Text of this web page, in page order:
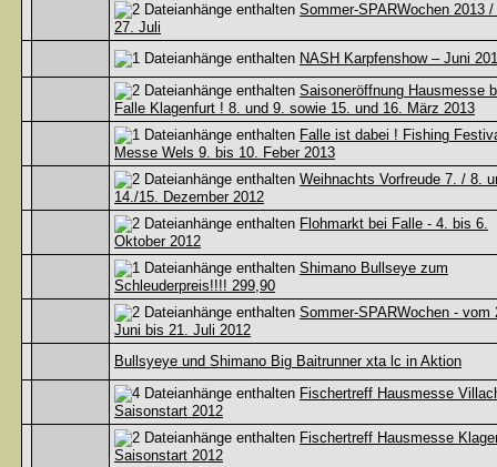
Sommer-SPARWochen 2013
27. Juli
NASH Karpfenshow – Juni
Saisoneröffnung Hausmesse
Falle Klagenfurt ! 8. und 9. sowie 15. und 16. März 2013
Falle ist dabei ! Fishing
Messe Wels 9. bis 10. Feber 2013
Weihnachts Vorfreude 7. / 8.
14./15. Dezember 2012
Flohmarkt bei Falle - 4. bis 6.
Oktober 2012
Shimano Bullseye zum
Schleuderpreis!!!! 299,90
Sommer-SPARWochen - vom
Juni bis 21. Juli 2012
Bullsyeye und Shimano Big Baitrunner xta lc in Aktion
Fischertreff Hausmesse
Saisonstart 2012
Fischertreff Hausmesse
Saisonstart 2012